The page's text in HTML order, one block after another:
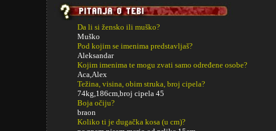
Da li si žensko ili muško?
Muško
Pod kojim se imenima predstavljaš?
Aleksandar
Kojim imenima te mogu zvati samo određene osobe?
Aca,Alex
Težina, visina, obim struka, broj cipela?
74kg,186cm,broj cipela 45
Boja očiju?
braon
Koliko ti je dugačka kosa (u cm)?